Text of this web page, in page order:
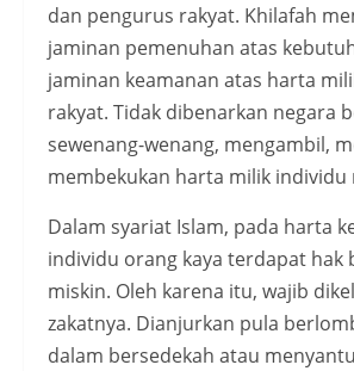
dan pengurus rakyat. Khilafah
jaminan pemenuhan atas
jaminan keamanan atas harta
rakyat. Tidak dibenarkan negara
sewenang-wenang, mengambil,
membekukan harta milik individu
Dalam syariat Islam, pada harta
individu orang kaya terdapat hak
miskin. Oleh karena itu, wajib
zakatnya. Dianjurkan pula
dalam bersedekah atau